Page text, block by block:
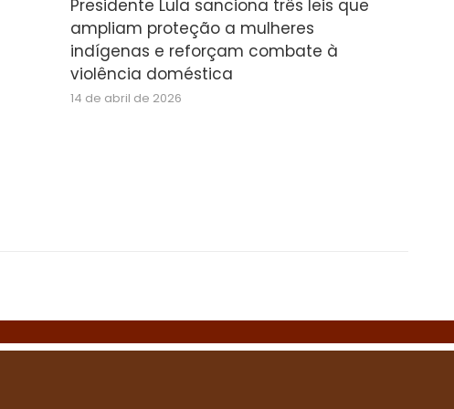
Presidente Lula sanciona três leis que
ampliam proteção a mulheres
indígenas e reforçam combate à
violência doméstica
14 de abril de 2026